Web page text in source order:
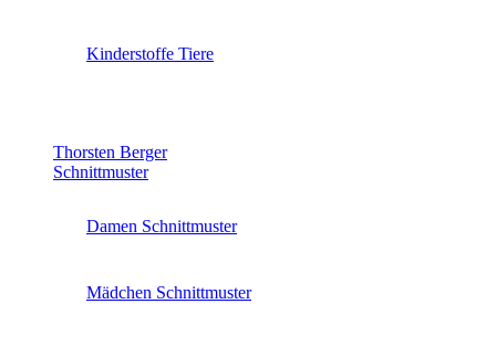
Kinderstoffe Tiere
Thorsten Berger
Schnittmuster
Damen Schnittmuster
Mädchen Schnittmuster